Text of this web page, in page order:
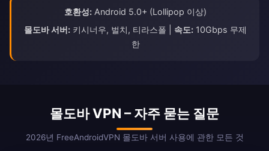
호환성: Android 5.0+ (Lollipop 이상)
몰도바 서버: 키시너우, 벌치, 티라스폴 | 속도: 10Gbps 무제
한
몰도바 VPN – 자주 묻는 질문
2026년 FreeAndroidVPN 몰도바 서버 사용에 관한 모든 것